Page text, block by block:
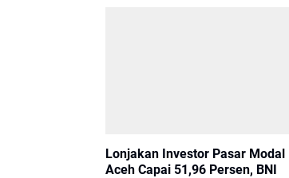
Lonjakan Investor Pasar Modal
Aceh Capai 51,96 Persen, BNI